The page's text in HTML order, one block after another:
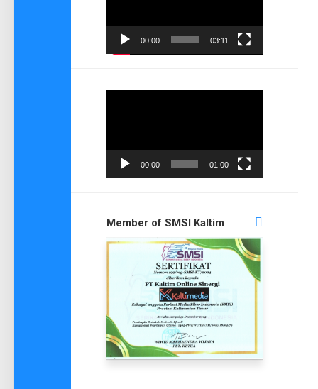
00:00 03:11
00:00 01:00
Member of SMSI Kaltim